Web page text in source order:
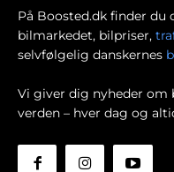
På Boosted.dk finder du
bilmarkedet, bilpriser,
selvfølgelig danskernes
Vi giver dig nyheder om
verden – hver dag og